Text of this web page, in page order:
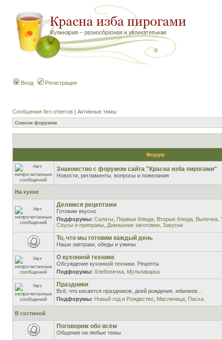
Вход Регистрация
Сообщения без ответов | Активные темы
Список форумов
Форум
Знакомство с форумом сайта "Красна изба пирогами"
Новости, регламенты, вопросы и пожелания
На кухне
Делимся рецептами
Готовим вкусно
Подфорумы: Салаты Первые блюда Вторые блюда Выпечка
Соусы и приправы Домашние заготовки Закуски
То, что мы готовим каждый день
Наши завтраки, обеды и ужины
О кухонной технике
Обсуждение кухонной техники. Рецепты
Подфорумы: Хлебопечка Мультиварка
Праздники
Всё, что касается праздников, дней рождения, юбилеев...
Подфорумы: Новый год и Рождество Масленица Пасха
В гостиной
Поговорим обо всём
Общение на любые темы